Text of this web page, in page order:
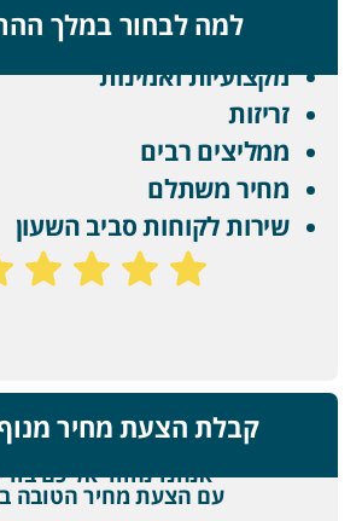
למה לבחור במלך
מקצועיות ואמינות
זריזות
ממליצים רבים
מחיר משתלם
שירות לקוחות סביב השעון
קבלת הצעת מחיר
אנחנו נחזור אליכם
עם הצעת מחיר הטובה